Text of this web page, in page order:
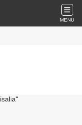
MENU